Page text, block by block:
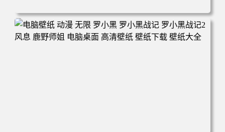
电脑壁纸 柯南和小兰背靠背 夕阳 日落 4K动漫壁纸 电脑桌
面 高清壁纸 壁纸下载 壁纸大全